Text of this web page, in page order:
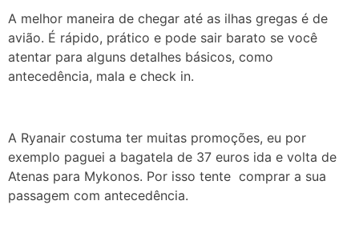
A melhor maneira de chegar até as ilhas gregas é de
avião. É rápido, prático e pode sair barato se você
atentar para alguns detalhes básicos, como
antecedência, mala e check in.
A Ryanair costuma ter muitas promoções, eu por
exemplo paguei a bagatela de 37 euros ida e volta de
Atenas para Mykonos. Por isso tente comprar a sua
passagem com antecedência.